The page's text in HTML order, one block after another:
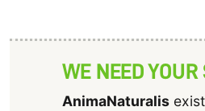
WE NEED YOUR
AnimaNaturalis